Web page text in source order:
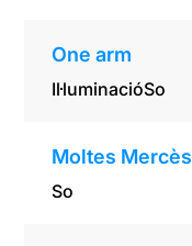
One arm
Il·luminacióSo
Moltes Mercès
So